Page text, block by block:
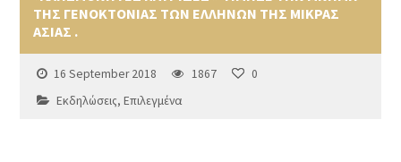
ΤΗΣ ΓΕΝΟΚΤΟΝΙΑΣ ΤΩΝ ΕΛΛΗΝΩΝ ΤΗΣ ΜΙΚΡΑΣ
ΑΣΙΑΣ .
16 September 2018 1867
0
Εκδηλώσεις,Επιλεγμένα